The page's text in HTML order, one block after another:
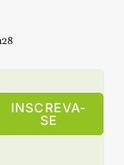
INSCREVA-
SE